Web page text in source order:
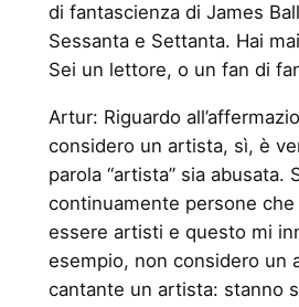
di fantascienza di James
Sessanta e Settanta. Hai
Sei un lettore, o un fan di
Artur: Riguardo
considero un artista, sì, è
parola “artista” sia abusata.
continuamente persone
essere artisti e questo mi
esempio, non considero un
cantante un artista: stanno